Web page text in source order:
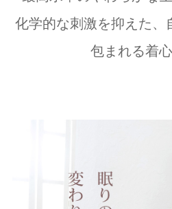
化学的な刺激を抑えた、
包まれる着心